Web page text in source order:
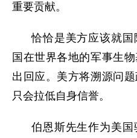
重要贡献。
恰恰是美方应该就
国在世界各地的军事生
出回应。美方将溯源问
只会拉低自身信誉。
伯恩斯先生作为美国